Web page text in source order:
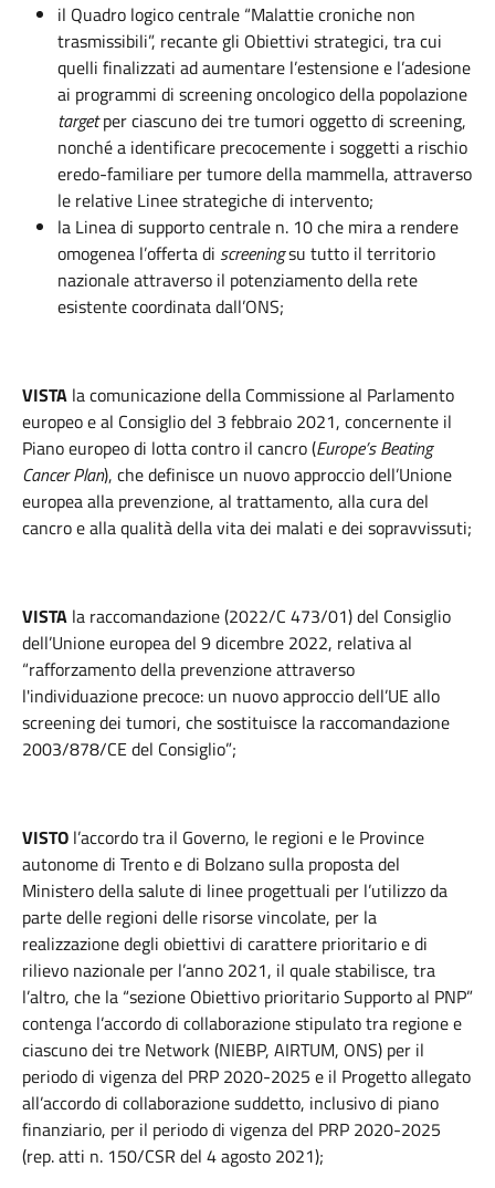
il Quadro logico centrale “Malattie croniche non
trasmissibili”, recante gli Obiettivi strategici, tra cui
quelli finalizzati ad aumentare l’estensione e l’adesione
ai programmi di screening oncologico della popolazione
targetper ciascuno dei tre tumori oggetto di screening,
nonché a identificare precocemente i soggetti a rischio
eredo-familiare per tumore della mammella, attraverso
le relative Linee strategiche di intervento;
la Linea di supporto centrale n. 10 che mira a rendere
omogenea l’offerta di screeningsu tutto il territorio
nazionale attraverso il potenziamento della rete
esistente coordinata dall’ONS;
VISTA la comunicazione della Commissione al Parlamento
europeo e al Consiglio del 3 febbraio 2021, concernente il
Piano europeo di lotta contro il cancro (Europe’s Beating
Cancer Plan), che definisce un nuovo approccio dell’Unione
europea alla prevenzione, al trattamento, alla cura del
cancro e alla qualità della vita dei malati e dei sopravvissuti;
VISTA la raccomandazione (2022/C 473/01) del Consiglio
dell’Unione europea del 9 dicembre 2022, relativa al
“rafforzamento della prevenzione attraverso
l'individuazione precoce: un nuovo approccio dell’UE allo
screening dei tumori, che sostituisce la raccomandazione
2003/878/CE del Consiglio”;
VISTO l’accordo tra il Governo, le regioni e le Province
autonome di Trento e di Bolzano sulla proposta del
Ministero della salute di linee progettuali per l’utilizzo da
parte delle regioni delle risorse vincolate, per la
realizzazione degli obiettivi di carattere prioritario e di
rilievo nazionale per l’anno 2021, il quale stabilisce, tra
l’altro, che la “sezione Obiettivo prioritario Supporto al PNP”
contenga l’accordo di collaborazione stipulato tra regione e
ciascuno dei tre Network (NIEBP, AIRTUM, ONS) per il
periodo di vigenza del PRP 2020-2025 e il Progetto allegato
all’accordo di collaborazione suddetto, inclusivo di piano
finanziario, per il periodo di vigenza del PRP 2020-2025
(rep. atti n. 150/CSR del 4 agosto 2021);